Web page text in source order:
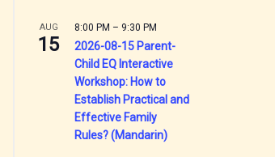
AUG
15
8:00 PM – 9:30 PM
2026-08-15 Parent-
Child EQ Interactive
Workshop: How to
Establish Practical and
Effective Family
Rules? (Mandarin)